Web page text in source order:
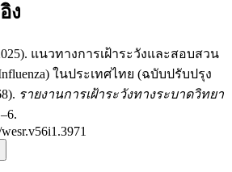
ง
แนวทางการเฝ้าระวังและสอบสวน
ในประเทศไทย (ฉบับปรับปรุง
รายงานการเฝ้าระวังทางระบาดวิทยา